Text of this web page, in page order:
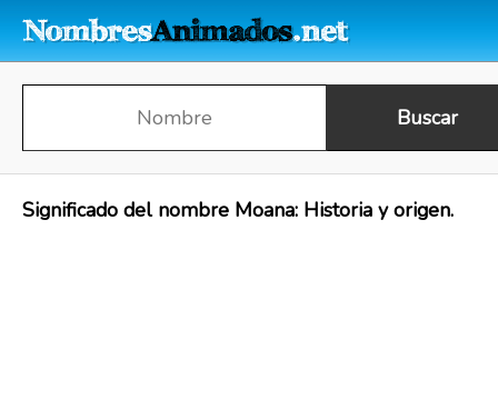
Significado del nombre Moana: Historia y origen.